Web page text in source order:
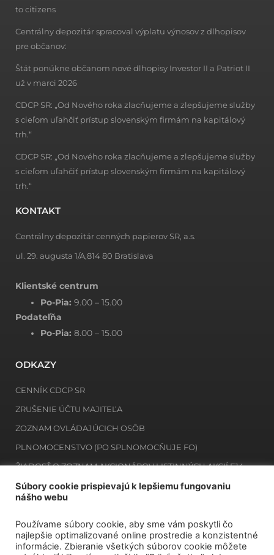
to citizens
Centrálny depozitár spracoval výplatu výnosov z dlhopisov
pre občanov:
Štát ponúkne občanom nové dlhopisy Investor II a Patriot II
už v marci 2026
CDCP SR: „Od Nového roka zlacňujeme a zlepšujeme služby
s cieľom uľahčiť prístup slovenským firmám na kapitálový
trh.“
CDCP SR: „Od Nového roka zlacňujeme a zlepšujeme služby
s cieľom uľahčiť prístup slovenským firmám na kapitálový
trh.“
KONTAKT
Centrálny depozitár cenných papierov SR, a.s.
ul. 29. augusta 1/A,814 80 Bratislava
Klientské centrum
Po-Pia: 9.00 – 15.00
Podateľňa
Po-Pia:8.00 – 15.00
ODKAZY
CENNÍK CDCP SR
ZRUŠENIE ÚČTU MAJITEĽA
ZOZNAM OVLÁDAJÚCICH OSÔB
PLNOMOCENSTVO (PO SPLNOMOCŇUJE FO)
ŽIADOSŤ O ZOZNAM AKCIONÁROV LISTINNÝCH AKCIÍ E14
ŽIADOSŤ O ZOZNAM MAJITEĽOV ZAKNIHOVANÝCH CP E12
NEWSLETTER
Súbory cookie prispievajú k lepšiemu fungovaniu
nášho webu
Používame súbory cookie, aby sme vám poskytli čo
najlepšie optimalizované online prostredie a konzistentné
informácie. Zbieranie všetkých súborov cookie môžete